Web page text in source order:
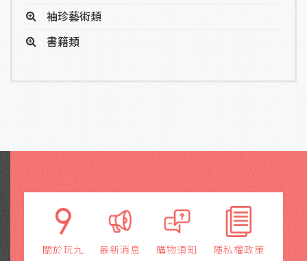
袖珍藝術類
書籍類
關於玩九 最新消息 購物須知 隱私權政策